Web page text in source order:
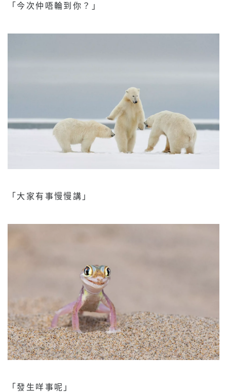
「今次仲唔輪到你？」
「大家有事慢慢講」
「發生咩事呢」